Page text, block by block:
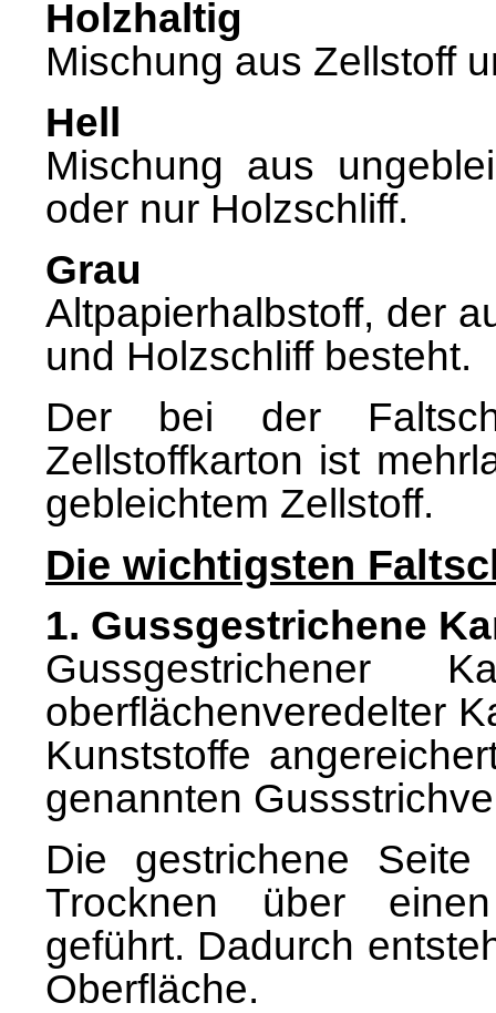
Holzhaltig
Mischung aus Zellstoff
Hell
Mischung aus
oder nur Holzschliff.
Grau
Altpapierhalbstoff, der
und Holzschliff besteht.
Der bei der
Zellstoffkarton ist
gebleichtem Zellstoff.
Die wichtigsten
1. Gussgestrichene
oberflächenveredelter
Kunststoffe
genannten
Die gestrichene
Trocknen über
geführt. Dadurch
Oberfläche.